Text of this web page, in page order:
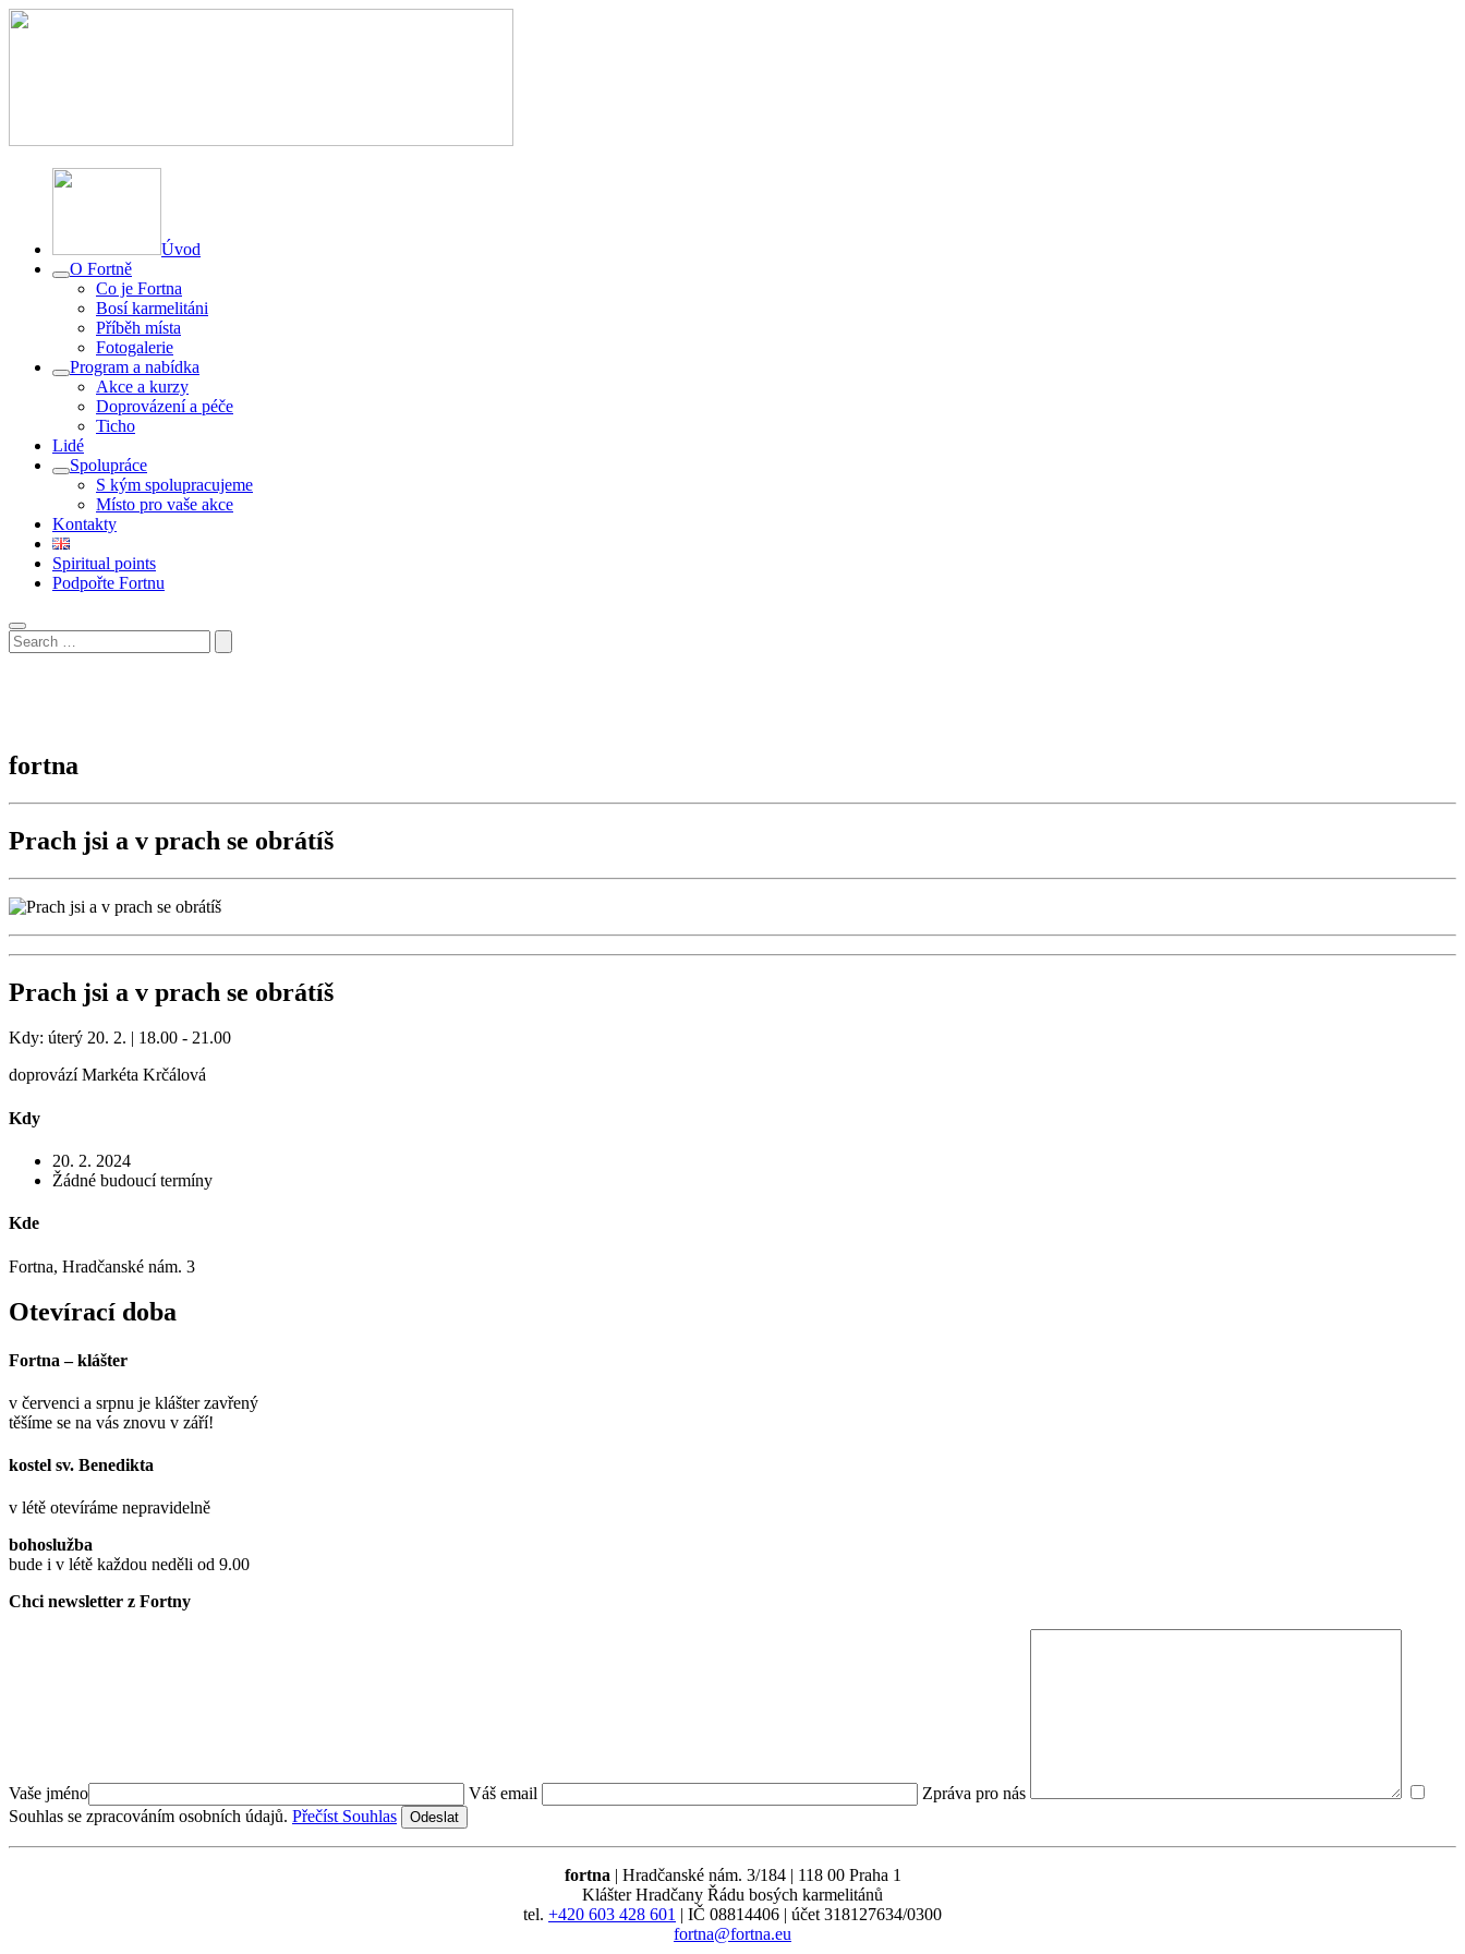
Úvod
O Fortně
Co je Fortna
Bosí karmelitáni
Příběh místa
Fotogalerie
Program a nabídka
Akce a kurzy
Doprovázení a péče
Ticho
Lidé
Spolupráce
S kým spolupracujeme
Místo pro vaše akce
Kontakty
Spiritual points
Podpořte Fortnu
fortna
Prach jsi a v prach se obrátíš
Prach jsi a v prach se obrátíš
Kdy: úterý 20. 2. | 18.00 - 21.00
doprovází Markéta Krčálová
Kdy
20. 2. 2024
Žádné budoucí termíny
Kde
Fortna, Hradčanské nám. 3
Otevírací doba
Fortna – klášter
v červenci a srpnu je klášter zavřený
těšíme se na vás znovu v září!
kostel sv. Benedikta
v létě otevíráme nepravidelně
bohoslužba
bude i v létě každou neděli od 9.00
Chci newsletter z Fortny
Vaše jméno Váš email
Zpráva pro nás
Souhlas se zpracováním osobních údajů. Přečíst Souhlas
fortna| Hradčanské nám. 3/184 | 118 00 Praha 1
Klášter Hradčany Řádu bosých karmelitánů
tel. +420 603 428 601 | IČ 08814406 | účet 318127634/0300
fortna@fortna.eu